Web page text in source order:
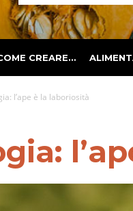
CREARE…
l’ape è la laboriosità